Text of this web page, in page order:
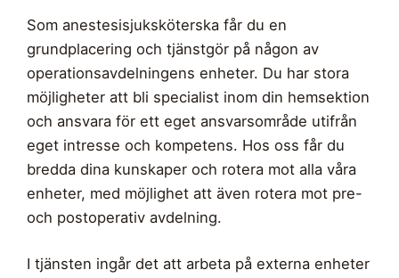
Som anestesisjuksköterska får du en
grundplacering och tjänstgör på någon av
operationsavdelningens enheter. Du har stora
möjligheter att bli specialist inom din hemsektion
och ansvara för ett eget ansvarsområde utifrån
eget intresse och kompetens. Hos oss får du
bredda dina kunskaper och rotera mot alla våra
enheter, med möjlighet att även rotera mot pre-
och postoperativ avdelning.
I tjänsten ingår det att arbeta på externa enheter